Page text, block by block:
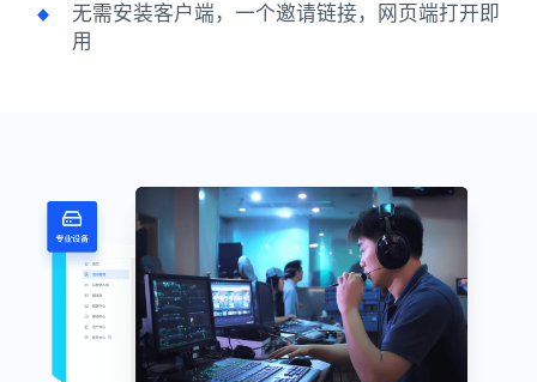
无需安装客户端，一个邀请链接，网页端打开即
用